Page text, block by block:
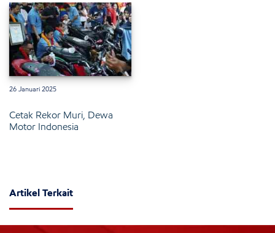
26 Januari 2025
Cetak Rekor Muri, Dewa
Motor Indonesia
Artikel Terkait